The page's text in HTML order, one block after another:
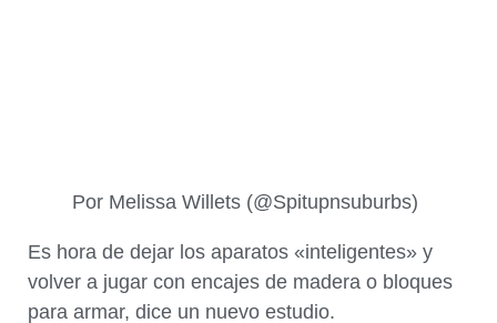
Por Melissa Willets (@Spitupnsuburbs)
Es hora de dejar los aparatos «inteligentes» y
volver a jugar con encajes de madera o bloques
para armar, dice un nuevo estudio.